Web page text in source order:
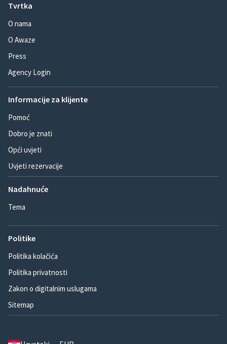
Tvrtka
O nama
O Awaze
Press
Agency Login
Informacije za klijente
Pomoć
Dobro je znati
Opći uvjeti
Uvjeti rezervacije
Nadahnuće
Tema
Politike
Politika kolačića
Politika privatnosti
Zakon o digitalnim uslugama
Sitemap